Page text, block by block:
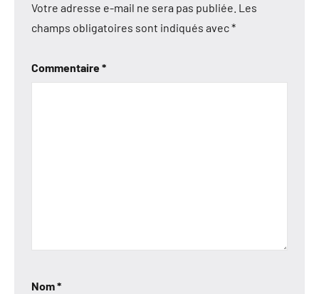
Votre adresse e-mail ne sera pas publiée. Les
champs obligatoires sont indiqués avec*
Commentaire*
Nom*